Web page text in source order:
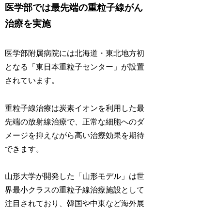
医学部では最先端の重粒子線がん
治療を実施
医学部附属病院には北海道・東北地方初
となる「東日本重粒子センター」が設置
されています。
重粒子線治療は炭素イオンを利用した最
先端の放射線治療で、正常な細胞へのダ
メージを抑えながら高い治療効果を期待
できます。
山形大学が開発した「山形モデル」は世
界最小クラスの重粒子線治療施設として
注目されており、韓国や中東など海外展